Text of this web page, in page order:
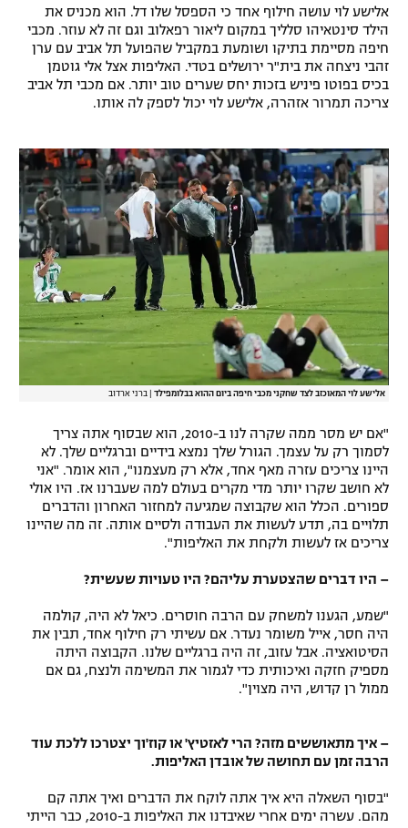
רשיון להקרנה פומבית לבית עסק
הצטרפות לחבילת הערוצים
תגיות
המגזין
אלישע לוי עושה חילוף אחד כי הספסל שלו דל. הוא מכניס את
הילד סינטאיהו סלליך במקום ליאור רפאלוב וגם זה לא עוזר. מכבי
חיפה מסיימת בתיקו ושומעת במקביל שהפועל תל אביב עם ערן
זהבי ניצחה את בית"ר ירושלים בטדי. האליפות אצל אלי גוטמן
בכיס בפוטו פיניש בזכות יחס שערים טוב יותר. אם מכבי תל אביב
צריכה תמרור אזהרה, אלישע לוי יכול לספק לה אותו.
אלישע לוי המאוכזב לצד שחקני מכבי חיפה ביום ההוא בבלומפילד ברני ארדוב
"אם יש מסר ממה שקרה לנו ב-2010, הוא שבסוף אתה צריך
לסמוך רק על עצמך. הגורל שלך נמצא בידיים וברגליים שלך. לא
היינו צריכים עזרה מאף אחד, אלא רק מעצמנו", הוא אומר. "אני
לא חושב שקרו יותר מדי מקרים בעולם למה שעברנו אז. היו אולי
ספורים. הכלל הוא שקבוצה שמגיעה למחזור האחרון והדברים
תלויים בה, תדע לעשות את העבודה ולסיים אותה. זה מה שהיינו
צריכים אז לעשות ולקחת את האליפות".
– היו דברים שהצטערת עליהם? היו טעויות שעשית?
"שמע, הגענו למשחק עם הרבה חוסרים. כיאל לא היה, קולמה
היה חסר, אייל משומר נעדר. אם עשיתי רק חילוף אחד, תבין את
הסיטואציה. אבל עזוב, זה היה ברגליים שלנו. הקבוצה היתה
מספיק חזקה ואיכותית כדי לגמור את המשימה ולנצח, גם אם
ממול רן קדוש, היה מצוין".
– איך מתאוששים מזה? הרי לאזטיץ' או קוז'וך יצטרכו ללכת עוד
הרבה זמן עם תחושה של אובדן האליפות.
"בסוף השאלה היא איך אתה לוקח את הדברים ואיך אתה קם
מהם. עשרה ימים אחרי שאיבדנו את האליפות ב-2010, כבר הייתי